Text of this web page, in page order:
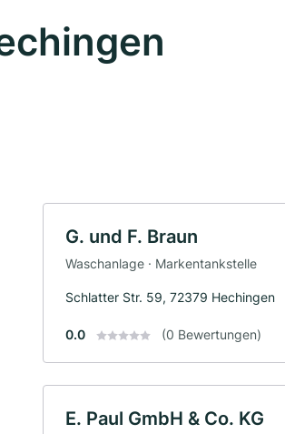
G. und F. Braun
Waschanlage · Markentankstelle
Schlatter Str. 59, 72379 Hechingen
0.0 (0 Bewertungen)
E. Paul GmbH & Co. KG